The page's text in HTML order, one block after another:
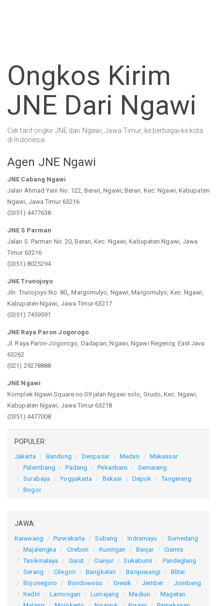
Ongkos Kirim
JNE Dari Ngawi
Cek tarif ongkir JNE dari Ngawi, Jawa Timur, ke berbagai ke kota
di Indonesia.
Agen JNE Ngawi
JNE Cabang Ngawi
Jalan Ahmad Yani No. 122, Beran, Ngawi, Beran, Kec. Ngawi, Kabupaten
Ngawi, Jawa Timur 63216
(0351) 4477638
JNE S Parman
Jalan S. Parman No. 20, Beran, Kec. Ngawi, Kabupaten Ngawi, Jawa
Timur 63216
(0351) 8025294
JNE Trunojoyo
Jln. Trunojoyo No. 80,, Margomulyo, Ngawi, Margomulyo, Kec. Ngawi,
Kabupaten Ngawi, Jawa Timur 63217
(0351) 7459591
JNE Raya Paron Jogorogo
Jl. Raya Paron-Jogorogo, Dadapan, Ngawi, Ngawi Regency, East Java
63262
(021) 29278888
JNE Ngawi
Komplek Ngawi Square no.09 jalan Ngawi solo, Grudo, Kec. Ngawi,
Kabupaten Ngawi, Jawa Timur 63218
(0351) 4477008
POPULER:
Jakarta Bandung Denpasar Medan
Makassar
Palembang
Padang Pekanbaru
Semarang
Surabaya
Yogyakarta Bekasi Depok
Tangerang
Bogor
JAWA:
Karawang Purwakarta Subang Indramayu
Sumedang
Majalengka
Cirebon Kuningan Banjar
Ciamis
Tasikmalaya
Garut Cianjur Sukabumi
Pandeglang
Serang
Cilegon Bangkalan Banyuwangi
Blitar
Bojonegoro
Bondowoso Gresik Jember
Jombang
Kediri
Lamongan Lumajang Madiun
Magetan